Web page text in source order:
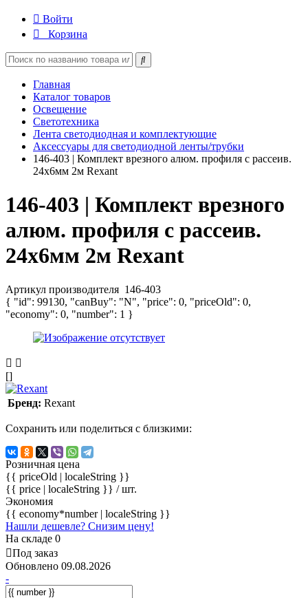
Войти
Корзина
Главная
Каталог товаров
Освещение
Светотехника
Лента светодиодная и комплектующие
Аксессуары для светодиодной ленты/трубки
146-403 | Комплект врезного алюм. профиля с рассеив.
24х6мм 2м Rexant
146-403 | Комплект врезного
алюм. профиля с рассеив.
24х6мм 2м Rexant
Артикул производителя 146-403
{ "id": 99130, "canBuy": "N", "price": 0, "priceOld": 0,
"economy": 0, "number": 1 }
[]
Бренд: Rexant
Сохранить или поделиться с близкими:
Розничная цена
{{ priceOld | localeString }}
{{ price | localeString }} / шт.
Экономия
{{ economy*number | localeString }}
Нашли дешевле? Снизим цену!
На складе 0
Под заказ
Обновлено 09.08.2026
-